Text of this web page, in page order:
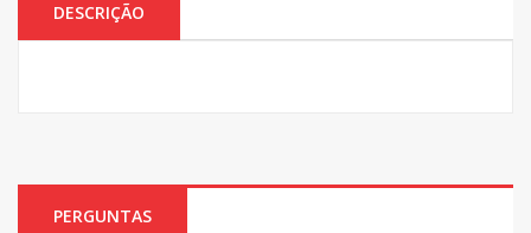
DESCRIÇÃO
PERGUNTAS